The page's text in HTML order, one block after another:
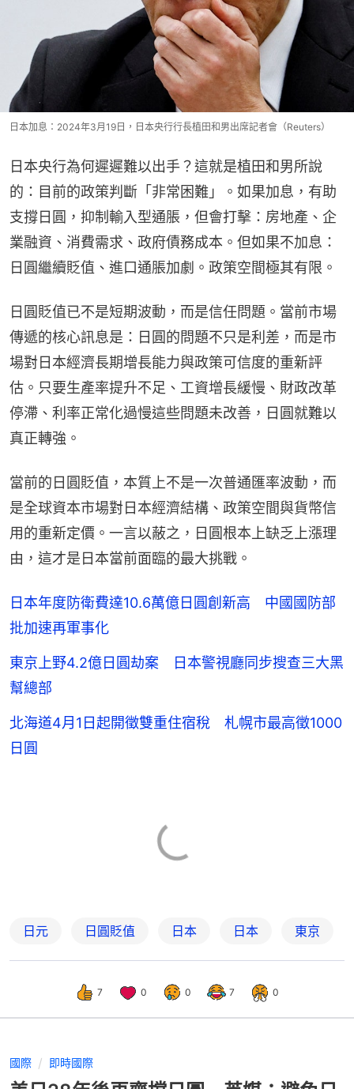
日本加息：2024年3月19日，日本央行行長植田和男出席記者會（Reuters）
日本央行為何遲遲難以出手？這就是植田和男所說
的：目前的政策判斷「非常困難」。如果加息，有助
支撐日圓，抑制輸入型通脹，但會打擊：房地產、企
業融資、消費需求、政府債務成本。但如果不加息：
日圓繼續貶值、進口通脹加劇。政策空間極其有限。
日圓貶值已不是短期波動，而是信任問題。當前市場
傳遞的核心訊息是：日圓的問題不只是利差，而是市
場對日本經濟長期增長能力與政策可信度的重新評
估。只要生產率提升不足、工資增長緩慢、財政改革
停滯、利率正常化過慢這些問題未改善，日圓就難以
真正轉強。
當前的日圓貶值，本質上不是一次普通匯率波動，而
是全球資本市場對日本經濟結構、政策空間與貨幣信
用的重新定價。一言以蔽之，日圓根本上缺乏上漲理
由，這才是日本當前面臨的最大挑戰。
日本年度防衛費達10.6萬億日圓創新高 中國國防部
批加速再軍事化
東京上野4.2億日圓劫案 日本警視廳同步搜查三大黑
幫總部
北海道4月1日起開徵雙重住宿稅 札幌市最高徵1000
日圓
日元 日圓貶值 日本 日本 東京
7 0 0 7 0
國際 即時國際